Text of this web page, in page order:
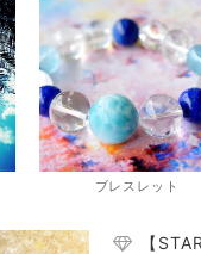
ブレスレット
【